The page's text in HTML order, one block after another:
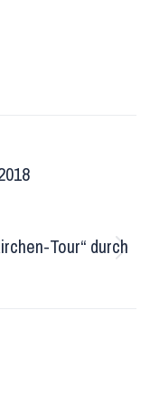
Tour“ durch